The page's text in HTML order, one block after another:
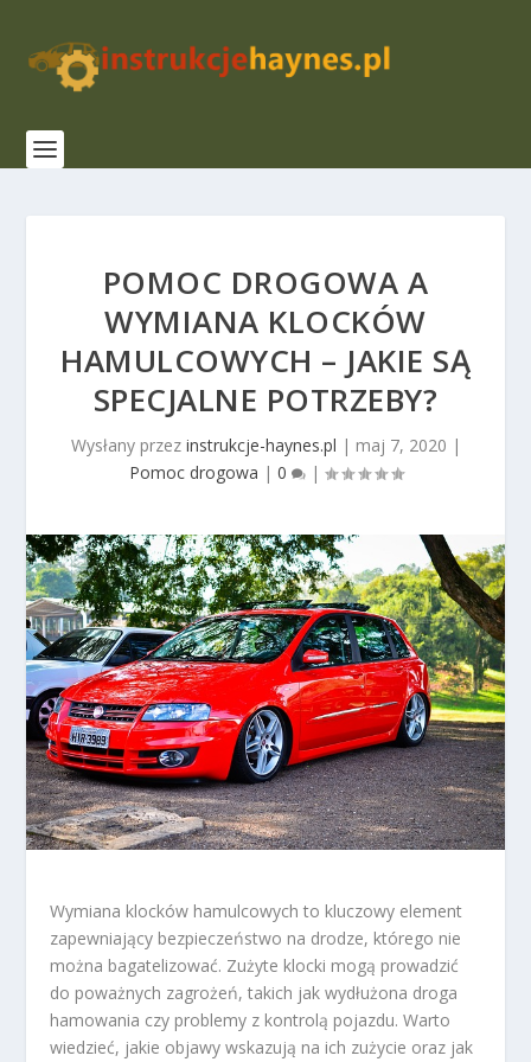
POMOC DROGOWA A
WYMIANA KLOCKÓW
HAMULCOWYCH – JAKIE SĄ
SPECJALNE POTRZEBY?
Wysłany przez instrukcje-haynes.pl | maj 7, 2020 |
Pomoc drogowa | 0 |
Wymiana klocków hamulcowych to kluczowy element
zapewniający bezpieczeństwo na drodze, którego nie
można bagatelizować. Zużyte klocki mogą prowadzić
do poważnych zagrożeń, takich jak wydłużona droga
hamowania czy problemy z kontrolą pojazdu. Warto
wiedzieć, jakie objawy wskazują na ich zużycie oraz jak